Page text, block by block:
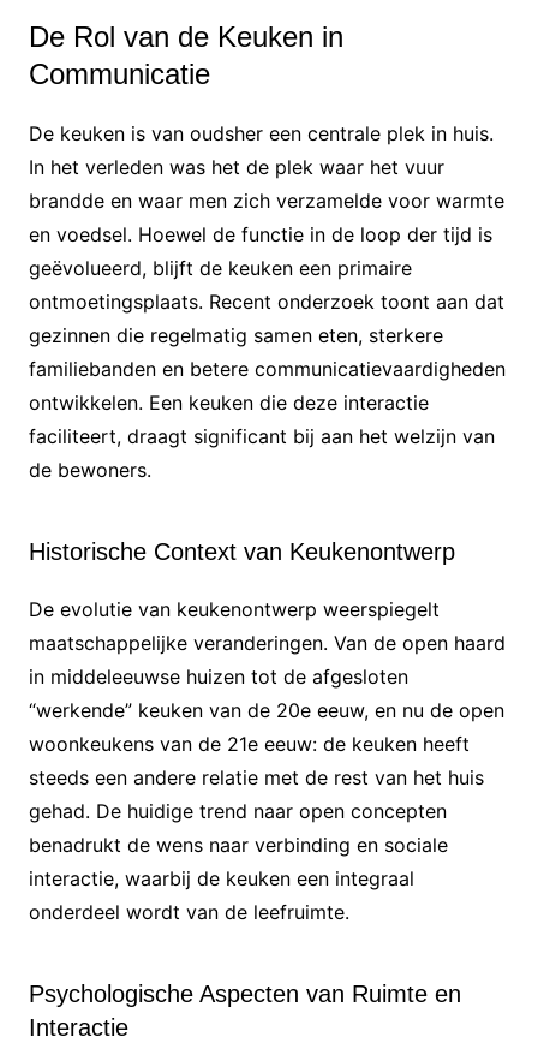
De Rol van de Keuken in
Communicatie
De keuken is van oudsher een centrale plek in huis.
In het verleden was het de plek waar het vuur
brandde en waar men zich verzamelde voor warmte
en voedsel. Hoewel de functie in de loop der tijd is
geëvolueerd, blijft de keuken een primaire
ontmoetingsplaats. Recent onderzoek toont aan dat
gezinnen die regelmatig samen eten, sterkere
familiebanden en betere communicatievaardigheden
ontwikkelen. Een keuken die deze interactie
faciliteert, draagt significant bij aan het welzijn van
de bewoners.
Historische Context van Keukenontwerp
De evolutie van keukenontwerp weerspiegelt
maatschappelijke veranderingen. Van de open haard
in middeleeuwse huizen tot de afgesloten
“werkende” keuken van de 20e eeuw, en nu de open
woonkeukens van de 21e eeuw: de keuken heeft
steeds een andere relatie met de rest van het huis
gehad. De huidige trend naar open concepten
benadrukt de wens naar verbinding en sociale
interactie, waarbij de keuken een integraal
onderdeel wordt van de leefruimte.
Psychologische Aspecten van Ruimte en
Interactie